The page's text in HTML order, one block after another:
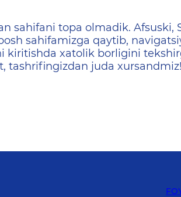
найдена
sahifani topa olmadik. Afsuski,
sahifamizga qaytib,
kiritishda xatolik borligini
tashrifingizdan juda xursandmiz!